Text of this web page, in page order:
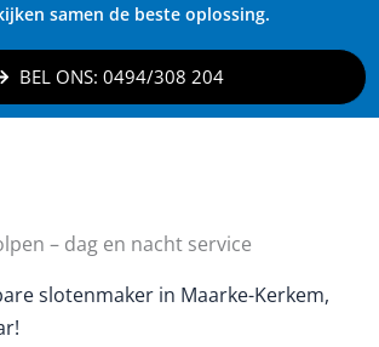
samen de beste oplossing.
BEL ONS: 0494/308 204
– dag en nacht service
slotenmaker in Maarke-Kerkem,